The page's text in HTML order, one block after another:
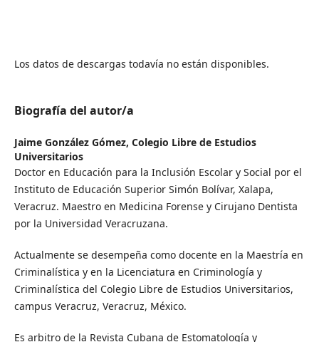
Los datos de descargas todavía no están disponibles.
Biografía del autor/a
Jaime González Gómez, Colegio Libre de Estudios
Universitarios
Doctor en Educación para la Inclusión Escolar y Social por el
Instituto de Educación Superior Simón Bolívar, Xalapa,
Veracruz. Maestro en Medicina Forense y Cirujano Dentista
por la Universidad Veracruzana.
Actualmente se desempeña como docente en la Maestría en
Criminalística y en la Licenciatura en Criminología y
Criminalística del Colegio Libre de Estudios Universitarios,
campus Veracruz, Veracruz, México.
Es arbitro de la Revista Cubana de Estomatología y